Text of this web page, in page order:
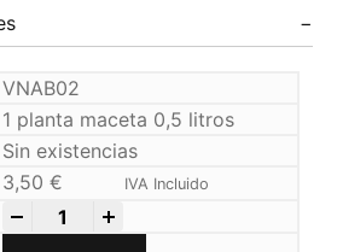
VNAB02
1 planta maceta 0,5 litros
Sin existencias
3,50€ IVA Incluido